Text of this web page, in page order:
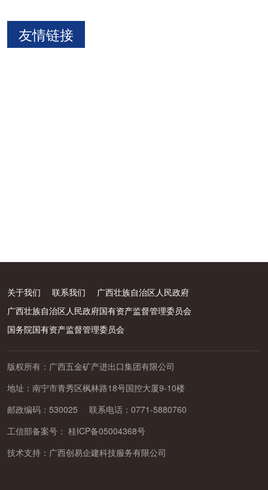
友情链接
关于我们 联系我们
广西壮族自治区人民政府
广西壮族自治区人民政府国有资产监督管理委员会
国务院国有资产监督管理委员会
版权所有：广西五金矿产进出口集团有限公司
地址：南宁市青秀区枫林路18号国控大厦9-10楼
邮政编码：530025
联系电话：0771-5880760
工信部备案号： 桂ICP备05004368号
技术支持： 广西创易企建科技服务有限公司